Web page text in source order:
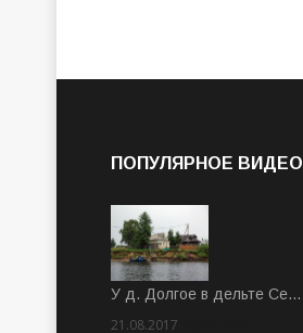
ПОПУЛЯРНОЕ ВИДЕО
У д. Долгое в дельте Се…
21.08.2017